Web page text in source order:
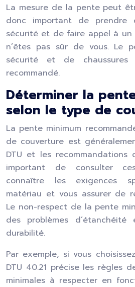
La mesure de la pente peut
donc important de prendre
sécurité et de faire appel à un
n’êtes pas sûr de vous. Le
sécurité et de chaussures
recommandé.
Déterminer la
selon le type de
La pente minimum
de couverture est
DTU et les recommandations
important de consulter
connaître les exigences
matériau et vous assurer de
Le non-respect de la pente
des problèmes
durabilité.
Par exemple, si vous
DTU 40.21 précise les règles
minimales à respecter en